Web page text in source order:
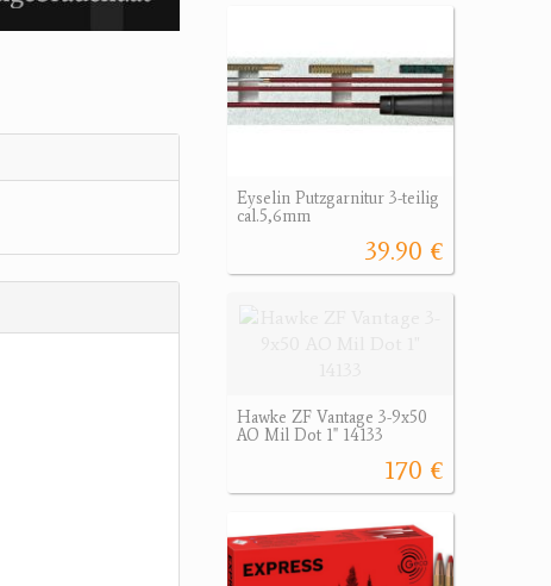
Eyselin Putzgarnitur 3-teilig
cal.5,6mm
39.90 €
Hawke ZF Vantage 3-9x50
AO Mil Dot 1" 14133
170 €